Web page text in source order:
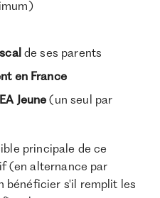
de ses parents
en France
Jeune (un seul par
principale de ce
(en alternance par
bénéficier s'il remplit les